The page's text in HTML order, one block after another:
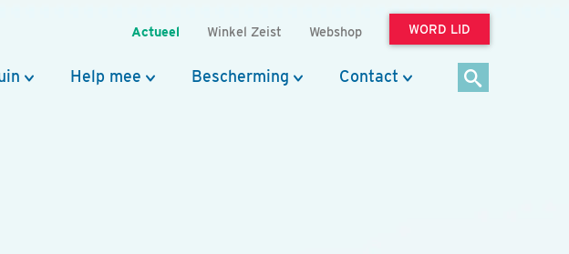
Actueel Winkel Zeist Webshop WORD LID
Help mee Bescherming Contact